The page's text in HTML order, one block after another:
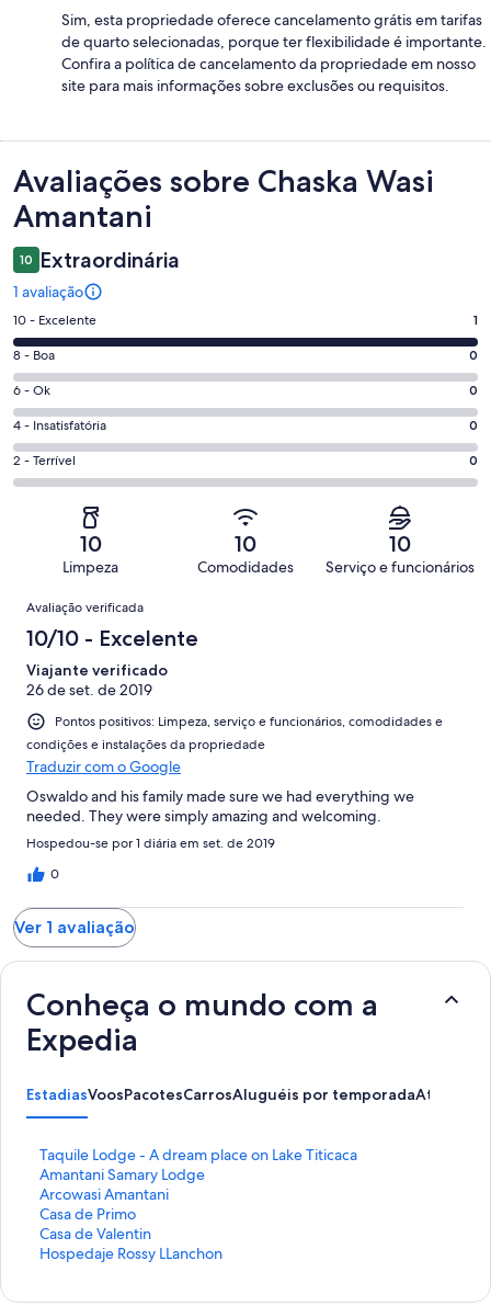
Sim, esta propriedade oferece cancelamento grátis em tarifas
de quarto selecionadas, porque ter flexibilidade é importante.
Confira a política de cancelamento da propriedade em nosso
site para mais informações sobre exclusões ou requisitos.
Avaliações
Avaliações sobre Chaska Wasi
Amantani
10 Extraordinária
1 avaliação
Nota
10
-
Excelente.
1
de
1
avaliações
10 - Excelente 1
Nota
8
-
Boa.
0
de
avaliações
8 - Boa 0
Nota
6
-
Ok.
0
avaliações
6 - Ok 0
Nota
4
-
4 - Insatisfatória 0
Nota
2
2 - Terrível 0
10
Limpeza
10
Comodidades
10
Serviço e funcionários
Avaliações
Avaliação verificada
10/10 - Excelente
Viajante verificado
26 de set. de 2019
Pontos positivos: Limpeza, serviço e funcionários, comodidades e
condições e instalações da propriedade
Traduzir com o Google
Oswaldo and his family made sure we had everything we
needed. They were simply amazing and welcoming.
Hospedou-se por 1 diária em set. de 2019
0
Ver 1 avaliação
Conheça o mundo com a
Expedia
EstadiasVoosPacotesCarrosAluguéis por temporada
Taquile Lodge - A dream place on Lake Titicaca
L
i
n
k
q
u
Amantani Samary Lodge
L
i
n
k
q
Arcowasi Amantani
L
i
n
k
Casa de Primo
L
i
n
Casa de Valentin
L
iHospedaje Rossy LLanchon
L